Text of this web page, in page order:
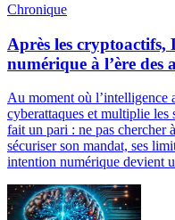
Chronique
Après les cryptoactifs,
numérique à l’ère des
Au moment où l’intelligence
cyberattaques et multiplie les
fait un pari : ne pas chercher
sécuriser son mandat, ses
intention numérique devient